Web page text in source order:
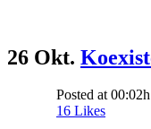
26 Okt.
Posted at 00:02h
16 Likes